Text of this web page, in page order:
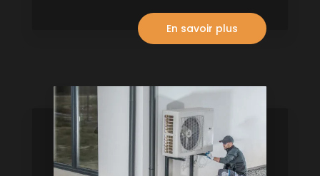
En savoir plus